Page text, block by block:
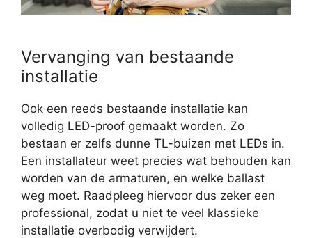
Vervanging van bestaande
installatie
Ook een reeds bestaande installatie kan
volledig LED-proof gemaakt worden. Zo
bestaan er zelfs dunne TL-buizen met LEDs in.
Een installateur weet precies wat behouden kan
worden van de armaturen, en welke ballast
weg moet. Raadpleeg hiervoor dus zeker een
professional, zodat u niet te veel klassieke
installatie overbodig verwijdert.